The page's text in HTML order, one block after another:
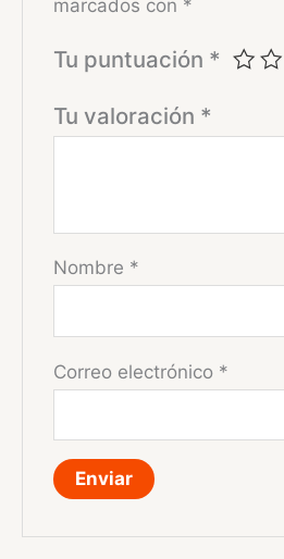
marcados con *
Tu puntuación *
Tu valoración *
Nombre *
Correo electrónico *